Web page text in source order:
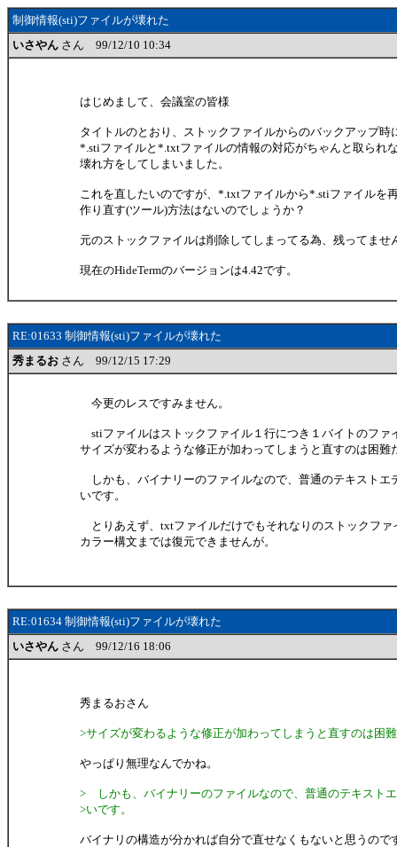
制御情報(sti)ファイルが壊れた
いさやん さん 99/12/10 10:34
はじめまして、会議室の皆様
タイトルのとおり、ストックファイルからのバックアップ時
*.stiファイルと*.txtファイルの情報の対応がちゃんと取られ
壊れ方をしてしまいました。
これを直したいのですが、*.txtファイルから*.stiファイルを
作り直す(ツール)方法はないのでしょうか？
元のストックファイルは削除してしまってる為、残ってませ
現在のHideTermのバージョンは4.42です。
RE:01633 制御情報(sti)ファイルが壊れた
秀まるお さん 99/12/15 17:29
今更のレスですみません。
stiファイルはストックファイル１行につき１バイトのファ
サイズが変わるような修正が加わってしまうと直すのは困難
しかも、バイナリーのファイルなので、普通のテキストエ
いです。
とりあえず、txtファイルだけでもそれなりのストックファ
カラー構文までは復元できませんが。
RE:01634 制御情報(sti)ファイルが壊れた
いさやん さん 99/12/16 18:06
秀まるおさん
>サイズが変わるような修正が加わってしまうと直すのは困
やっぱり無理なんでかね。
> しかも、バイナリーのファイルなので、普通のテキスト
>いです。
バイナリの構造が分かれば自分で直せなくもないと思うので